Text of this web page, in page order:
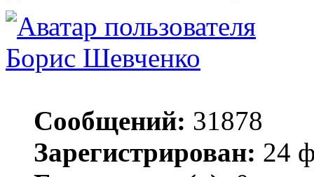
Борис Шевченко
Сообщений: 31878
Зарегистрирован: 24